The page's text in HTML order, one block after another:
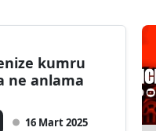
kumru
ne anlama
16 Mart 2025